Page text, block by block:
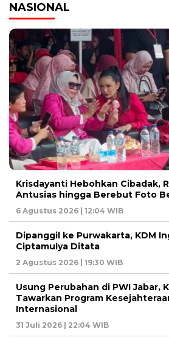
NASIONAL
Krisdayanti Hebohkan Cibadak,
Antusias hingga Berebut Foto
6 Agustus 2026 | 12:04 WIB
Dipanggil ke Purwakarta, KDM
Ciptamulya Ditata
2 Agustus 2026 | 19:30 WIB
Usung Perubahan di PWI Jabar,
Tawarkan Program
Internasional
31 Juli 2026 | 22:04 WIB